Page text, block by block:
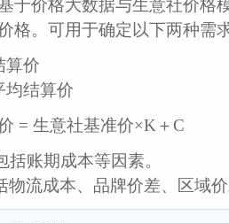
于价格大数据与生意社价格
格。可用于确定以下两种需
算价
均结算价
= 生意社基准价×K＋C
账期成本等因素。
物流成本、品牌价差、区域